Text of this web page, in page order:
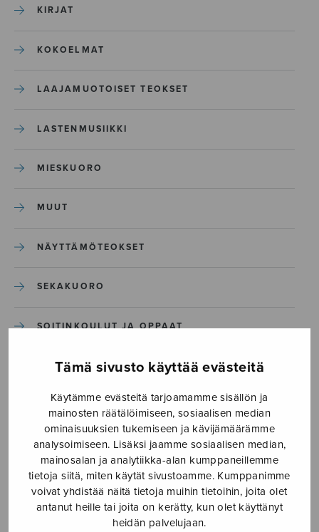
Tämä sivusto käyttää evästeitä
Käytämme evästeitä tarjoamamme sisällön ja
mainosten räätälöimiseen, sosiaalisen median
ominaisuuksien tukemiseen ja kävijämäärämme
analysoimiseen. Lisäksi jaamme sosiaalisen median,
mainosalan ja analytiikka-alan kumppaneillemme
tietoja siitä, miten käytät sivustoamme. Kumppanimme
voivat yhdistää näitä tietoja muihin tietoihin, joita olet
antanut heille tai joita on kerätty, kun olet käyttänyt
heidän palvelujaan.
KIRJAT
KOKOELMAT
LAAJAMUOTOISET TEOKSET
LASTENMUSIIKKI
MIESKUORO
MUUT
NÄYTTÄMÖTEOKSET
SEKAKUORO
SOITINKOULUT JA OPPAAT
SOITINMUSIIKKI
YKSINLAULU
YLEINEN
Sulasol nuottikauppa